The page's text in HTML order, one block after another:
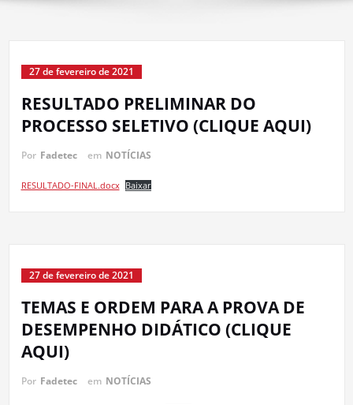
27 de fevereiro de 2021
RESULTADO PRELIMINAR DO
PROCESSO SELETIVO (CLIQUE AQUI)
Por Fadetec em NOTÍCIAS
RESULTADO-FINAL.docx Baixar
27 de fevereiro de 2021
TEMAS E ORDEM PARA A PROVA DE
DESEMPENHO DIDÁTICO (CLIQUE
AQUI)
Por Fadetec em NOTÍCIAS